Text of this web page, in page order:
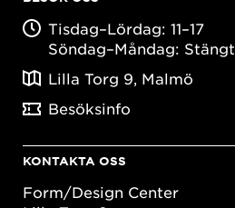
Tisdag–Lördag: 11–17
Söndag–Måndag: Stängt
Lilla Torg 9, Malmö
Besöksinfo
KONTAKTA OSS
Form/Design Center